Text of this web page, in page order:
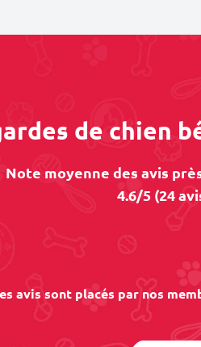
de chien
Note moyenne des avis
4.6/5 (24
avis sont placés par nos